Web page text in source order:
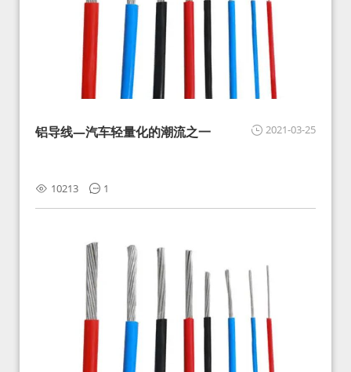
2021-03-25
铝导线—汽车轻量化的潮流之一
10213 1